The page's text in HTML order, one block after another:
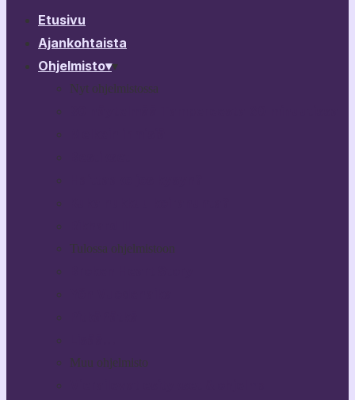
Etusivu
Ajankohtaista
Ohjelmisto▾▾
Nyt ohjelmistossa
Tulossa ohjelmistoon
Muu ohjelmisto